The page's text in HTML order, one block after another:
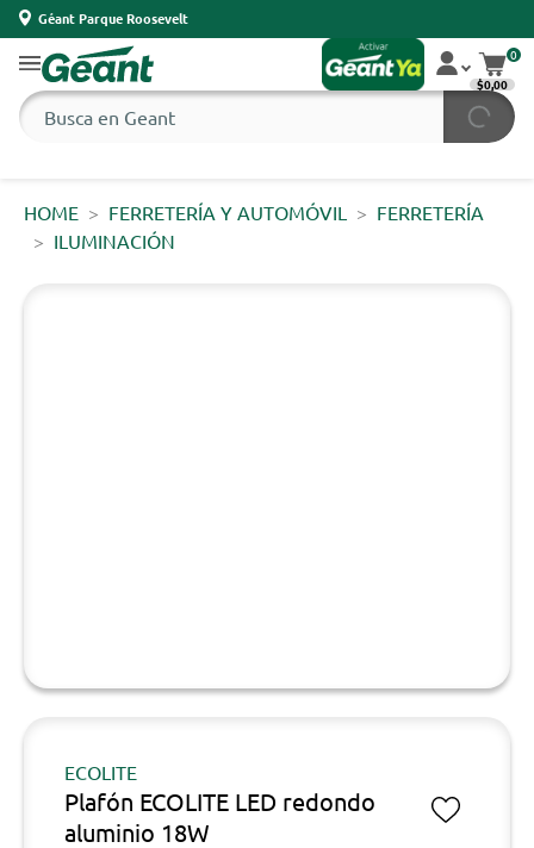
Géant Parque Roosevelt
0
$0,00
HOME FERRETERÍA Y AUTOMÓVIL
FERRETERÍA
ILUMINACIÓN
ECOLITE
Plafón ECOLITE LED redondo
aluminio 18W